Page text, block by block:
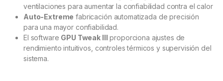
ventilaciones para aumentar la confiabilidad contra el calor
Auto-Extreme fabricación automatizada de precisión
para una mayor confiabilidad.
El software GPU Tweak III proporciona ajustes de
rendimiento intuitivos, controles térmicos y supervisión del
sistema.